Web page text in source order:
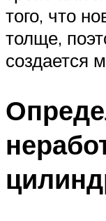
того, что
толще,
создается